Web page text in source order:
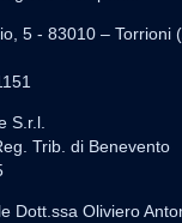
5 - 83010 – Torrioni
S.r.l.
Trib. di Benevento
Dott.ssa Oliviero